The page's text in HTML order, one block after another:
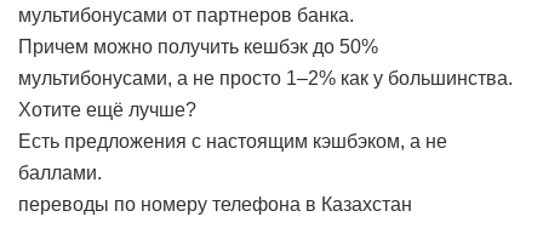
мультибонусами от партнеров банка.
Причем можно получить кешбэк до 50%
мультибонусами, а не просто 1–2% как у большинства.
Хотите ещё лучше?
Есть предложения с настоящим кэшбэком, а не
баллами.
переводы по номеру телефона в Казахстан